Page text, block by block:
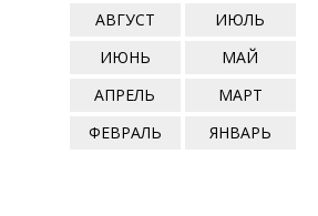
АВГУСТ
ИЮЛЬ
ИЮНЬ
МАЙ
АПРЕЛЬ
МАРТ
ФЕВРАЛЬ
ЯНВАРЬ